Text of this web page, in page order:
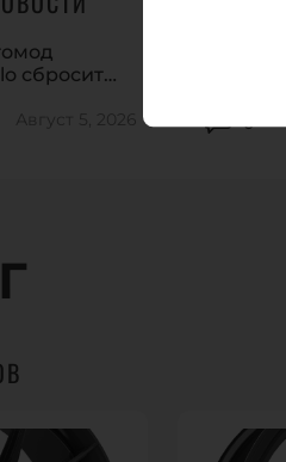
сбросит
Август 5, 2026
За
0